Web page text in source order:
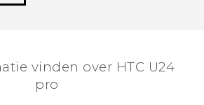
vinden over HTC U24
pro